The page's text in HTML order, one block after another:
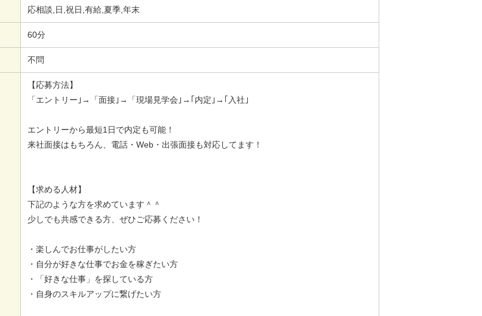
応相談,日,祝日,有給,夏季,年末
60分
不問
【応募方法】
「エントリー｣→「面接｣→「現場見学会｣→｢内定｣→｢入社｣
エントリーから最短1日で内定も可能！
来社面接はもちろん、電話・Web・出張面接も対応してます！
【求める人材】
下記のような方を求めています＾＾
少しでも共感できる方、ぜひご応募ください！
・楽しんでお仕事がしたい方
・自分が好きな仕事でお金を稼ぎたい方
・「好きな仕事」を探している方
・自身のスキルアップに繋げたい方